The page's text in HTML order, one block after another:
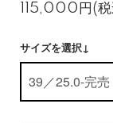
115,000円(
サイズを選択↓